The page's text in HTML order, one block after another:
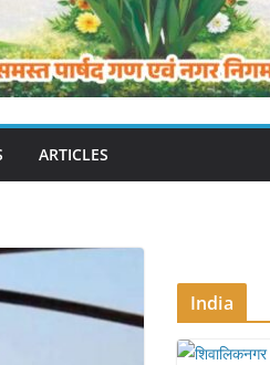
ARTICLES
India